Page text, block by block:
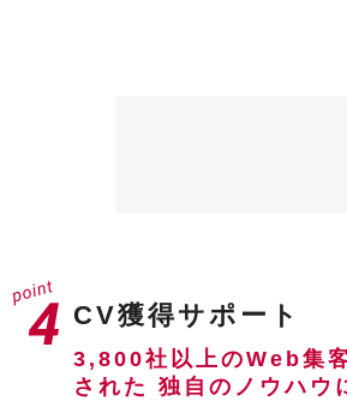
CV獲得サポート
3,800社以上のWeb集
された 独自のノウハウに基づいたご提